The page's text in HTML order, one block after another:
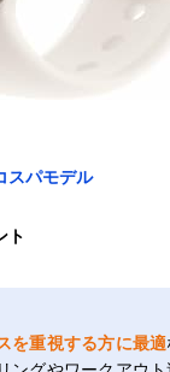
スパモデル
ト
を重視する方に最適